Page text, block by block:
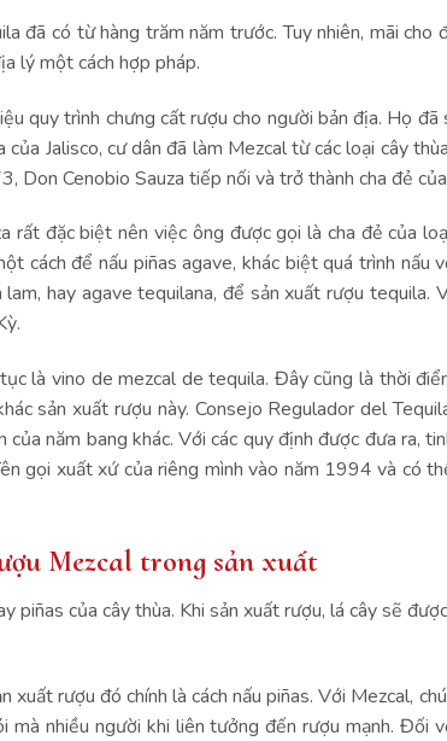
đã có từ hàng trăm năm trước. Tuy nhiên, mãi
lý một cách hợp pháp.
quy trình chưng cất rượu cho người bản địa. Họ
Jalisco, cư dân đã làm Mezcal từ các loại cây
Cenobio Sauza tiếp nối và trở thành cha đẻ
rất đặc biệt nên việc ông được gọi là cha đẻ của
cách để nấu piñas agave, khác biệt quá trình nấu
hay agave tequilana, để sản xuất rượu tequila.
là vino de mezcal de tequila. Đây cũng là thời
sản xuất rượu này. Consejo Regulador del
năm bang khác. Với các quy định được đưa ra,
gọi xuất xứ của riêng mình vào năm 1994 và có
Mezcal trong sản xuất
piñas của cây thùa. Khi sản xuất rượu, lá cây sẽ
rượu đó chính là cách nấu piñas. Với Mezcal,
nhiều người khi liên tưởng đến rượu mạnh. Đối